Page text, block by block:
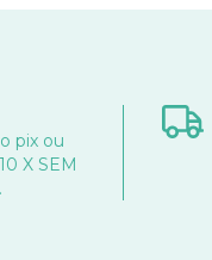
pix ou
X SEM